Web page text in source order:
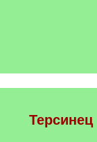
Терсинец